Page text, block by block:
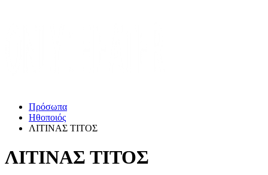
Πρόσωπα
Ηθοποιός
ΛΙΤΙΝΑΣ ΤΙΤΟΣ
ΛΙΤΙΝΑΣ ΤΙΤΟΣ